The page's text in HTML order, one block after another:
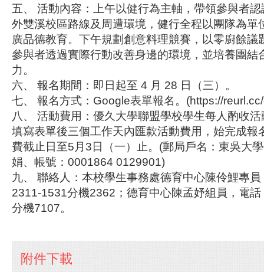
五、 活動內容：上午以健行為主軸，帶領參與者
外雙溪校區路線及周遭環境，健行全程以團隊為單
廣品德教育。下午規劃創意料理競賽，以零廚餘議
參與者透過實際行動改善身邊的環境，並培養團結
力。
六、 報名期間：即日起至 4 月 28 日（三）。
七、 報名方式：Google表單報名。(https://
八、 活動費用：優久大學聯盟學校學生每人酌收
填寫表單後三個工作天內匯款活動費用，始完成報
費截止日至5月3日（一）止。(郵局戶名：東吳大
娟、帳號：0001864 0129901)
九、 聯絡人：本校學生事務處德育中心陳伶鯉專
2311-1531分機2362；德育中心陳孟妤組員，電
分機7107。
附件下載